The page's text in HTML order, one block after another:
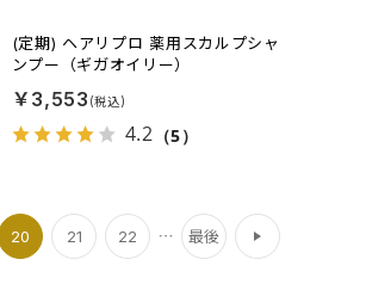
(定期) ヘアリプロ 薬用スカルプシャ
ンプー（ギガオイリー）
￥3,553
4.2 （5）
20 21 22 最後